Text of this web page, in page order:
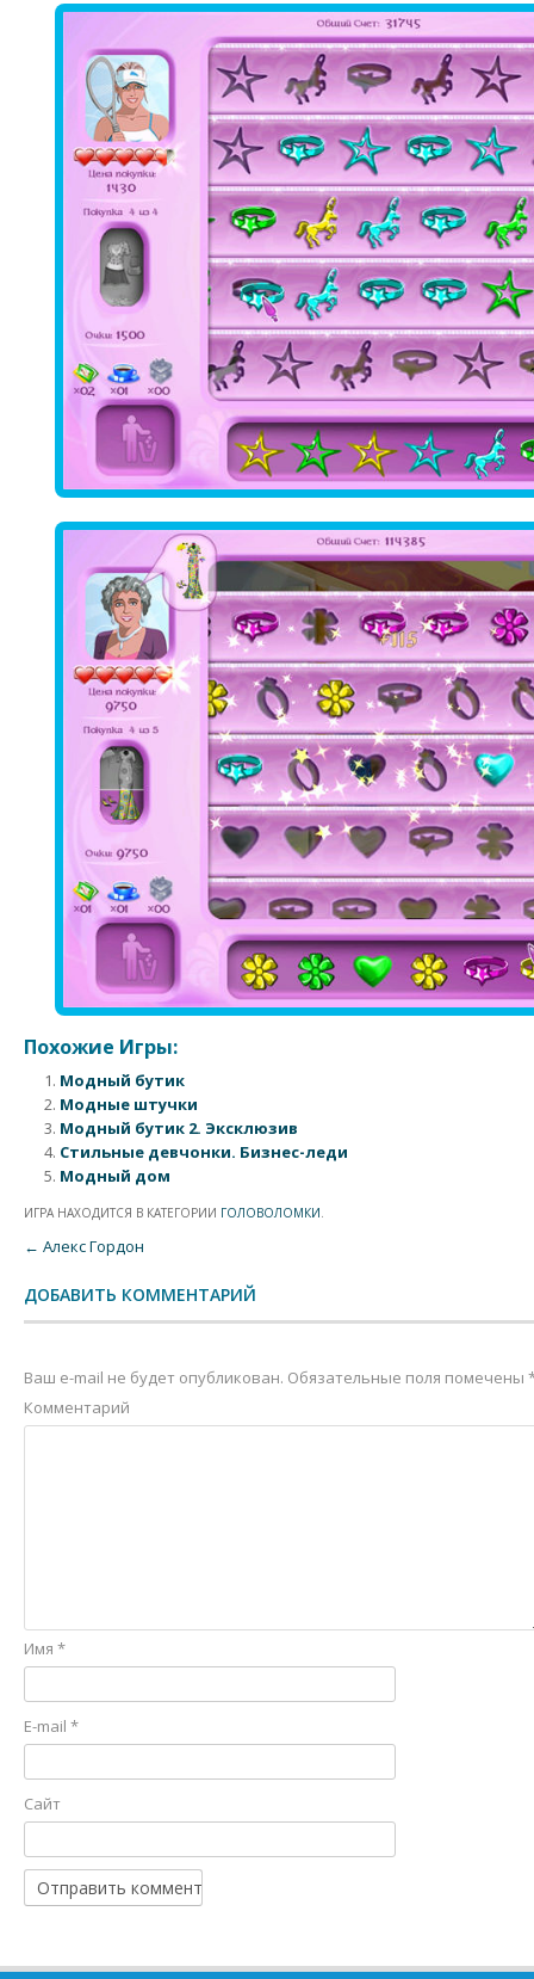
Похожие Игры:
Модный бутик
Модные штучки
Модный бутик 2. Эксклюзив
Стильные девчонки. Бизнес-леди
Модный дом
ИГРА НАХОДИТСЯ В КАТЕГОРИИ ГОЛОВОЛОМКИ.
Post navigation
← Алекс Гордон
ДОБАВИТЬ КОММЕНТАРИЙ
Ваш e-mail не будет опубликован. Обязательные поля помечены
Комментарий
Имя *
E-mail *
Сайт